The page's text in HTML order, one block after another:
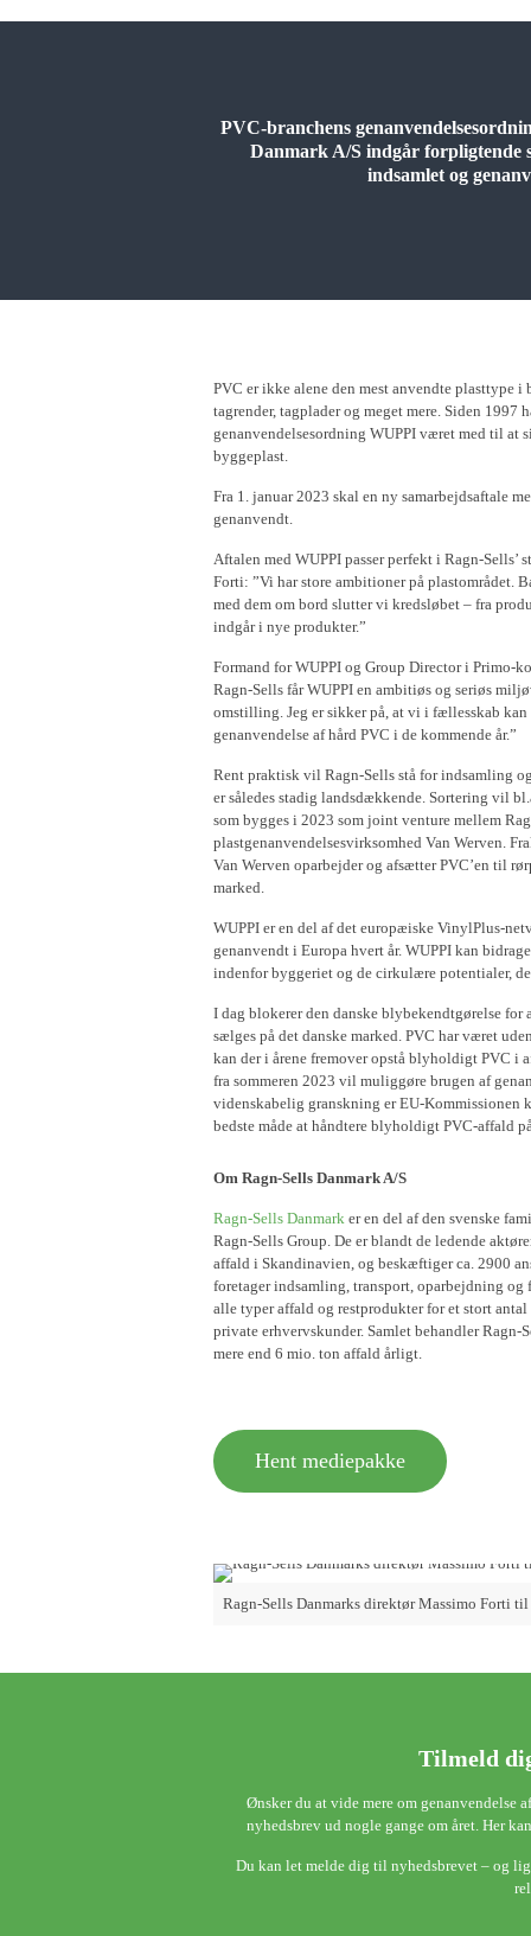
PVC-branchens
Danmark A/S indgår forpligtende
indsamlet og
PVC er ikke alene den mest anvendte plasttype
tagrender, tagplader og meget mere. Siden
genanvendelsesordning WUPPI været med til at
byggeplast.
Fra 1. januar 2023 skal en ny samarbejdsaftale
genanvendt.
Aftalen med WUPPI passer perfekt i Ragn-
Forti: ”Vi har store ambitioner på plastområdet.
med dem om bord slutter vi kredsløbet – fra
indgår i nye produkter.”
Formand for WUPPI og Group Director i Primo-
Ragn-Sells får WUPPI en ambitiøs og seriøs
omstilling. Jeg er sikker på, at vi i fællesskab
genanvendelse af hård PVC i de kommende år.”
Rent praktisk vil Ragn-Sells stå for indsamling
er således stadig landsdækkende. Sortering vil
som bygges i 2023 som joint venture mellem
plastgenanvendelsesvirksomhed Van Werven.
Van Werven oparbejder og afsætter PVC’en til
marked.
WUPPI er en del af det europæiske VinylPlus-
genanvendt i Europa hvert år. WUPPI kan
indenfor byggeriet og de cirkulære potentialer,
I dag blokerer den danske blybekendtgørelse for
sælges på det danske marked. PVC har været
kan der i årene fremover opstå blyholdigt PVC i
fra sommeren 2023 vil muliggøre brugen af
videnskabelig granskning er EU-Kommissionen
bedste måde at håndtere blyholdigt PVC-affald
Om Ragn-Sells Danmark A/S
Ragn-Sells Danmarker en del af den svenske
Ragn-Sells Group. De er blandt de ledende
affald i Skandinavien, og beskæftiger ca. 2900
foretager indsamling, transport, oparbejdning
alle typer affald og restprodukter for et stort
private erhvervskunder. Samlet behandler Ragn-
mere end 6 mio. ton affald årligt.
Hent mediepakke
Ragn-Sells Danmarks direktør Massimo Forti
Tilmeld
Ønsker du at vide mere om genanvendelse
nyhedsbrev ud nogle gange om året. Her
Du kan let melde dig til nyhedsbrevet – og